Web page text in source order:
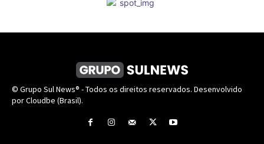
© Grupo Sul News® - Todos os direitos reservados. Desenvolvido
por Cloudbe (Brasil).